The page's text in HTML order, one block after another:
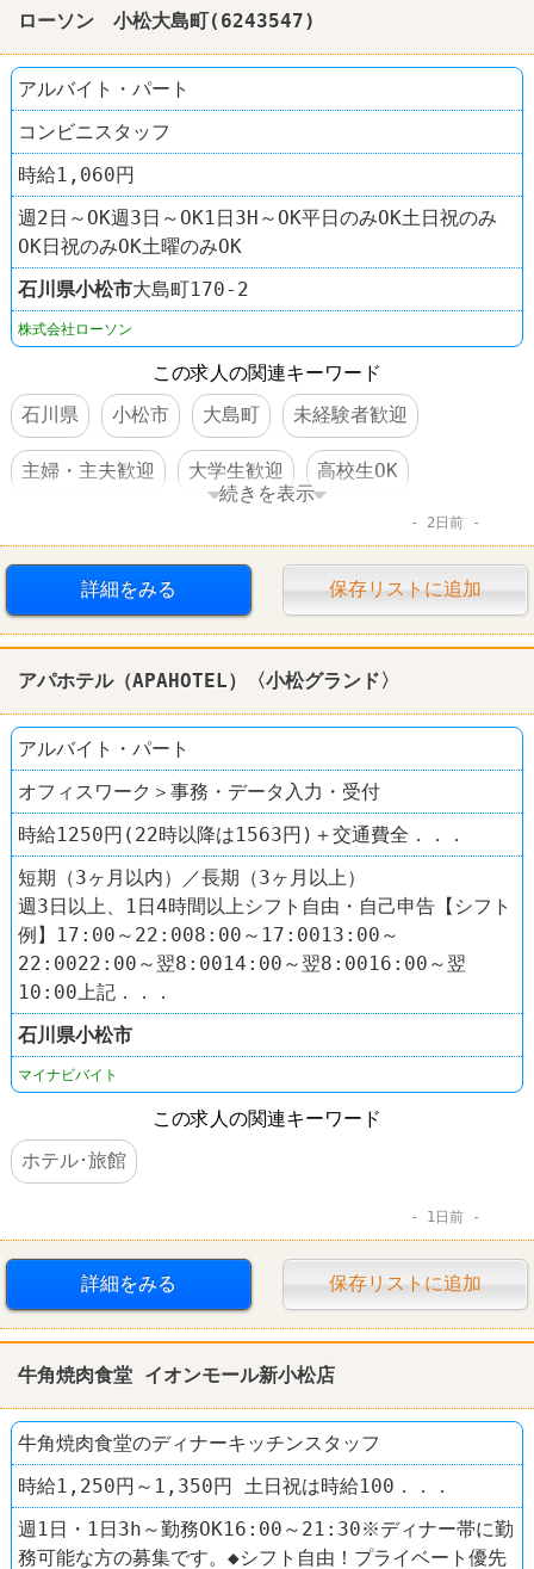
ローソン 小松大島町(6243547)
アルバイト・パート
コンビニスタッフ
時給1,060円
週2日～OK週3日～OK1日3H～OK平日のみOK土日祝のみ
OK日祝のみOK土曜のみOK
石川県小松市大島町170‐2
株式会社ローソン
この求人の関連キーワード
石川県
小松市 大島町 未経験者歓迎
主婦・主夫歓迎 大学生歓迎 高校生OK
続きを表示
2日前
詳細をみる 保存リストに追加
アパホテル（APAHOTEL）〈小松グランド〉
アルバイト・パート
オフィスワーク＞事務・データ入力・受付
時給1250円(22時以降は1563円)＋交通費全．．．
短期（3ヶ月以内）／長期（3ヶ月以上）
週3日以上、1日4時間以上シフト自由・自己申告【シフト
例】17:00～22:008:00～17:0013:00～
22:0022:00～翌8:0014:00～翌8:0016:00～翌
10:00上記．．．
石川県小松市
マイナビバイト
この求人の関連キーワード
ホテル･旅館
1日前
詳細をみる 保存リストに追加
牛角焼肉食堂 イオンモール新小松店
牛角焼肉食堂のディナーキッチンスタッフ
時給1,250円～1,350円 土日祝は時給100．．．
週1日・1日3h～勤務OK16:00～21:30※ディナー帯に勤
務可能な方の募集です。◆シフト自由！プライベート優先